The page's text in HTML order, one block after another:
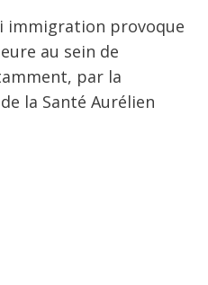
immigration provoque
au sein de
par la
la Santé Aurélien